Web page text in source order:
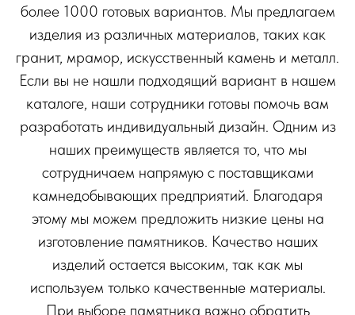
более 1000 готовых вариантов. Мы предлагаем
изделия из различных материалов, таких как
гранит, мрамор, искусственный камень и металл.
Если вы не нашли подходящий вариант в нашем
каталоге, наши сотрудники готовы помочь вам
разработать индивидуальный дизайн. Одним из
наших преимуществ является то, что мы
сотрудничаем напрямую с поставщиками
камнедобывающих предприятий. Благодаря
этому мы можем предложить низкие цены на
изготовление памятников. Качество наших
изделий остается высоким, так как мы
используем только качественные материалы.
При выборе памятника важно обратить